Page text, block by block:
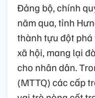
Đảng bộ, chính
năm qua, tỉnh
thành tựu đột
xã hội, mang lại
cho nhân dân.
(MTTQ) các cấp